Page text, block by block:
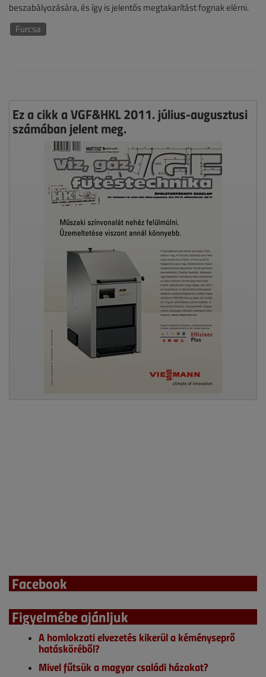
beszabályozására, és így is jelentős megtakarítást fognak elérni.
Furcsa
Ez a cikk a VGF&HKL 2011. július-augusztusi
számában jelent meg.
Facebook
Figyelmébe ajánljuk
A homlokzati elvezetés kikerül a kéményseprő
hatásköréből?
Mivel fűtsük a magyar családi házakat?